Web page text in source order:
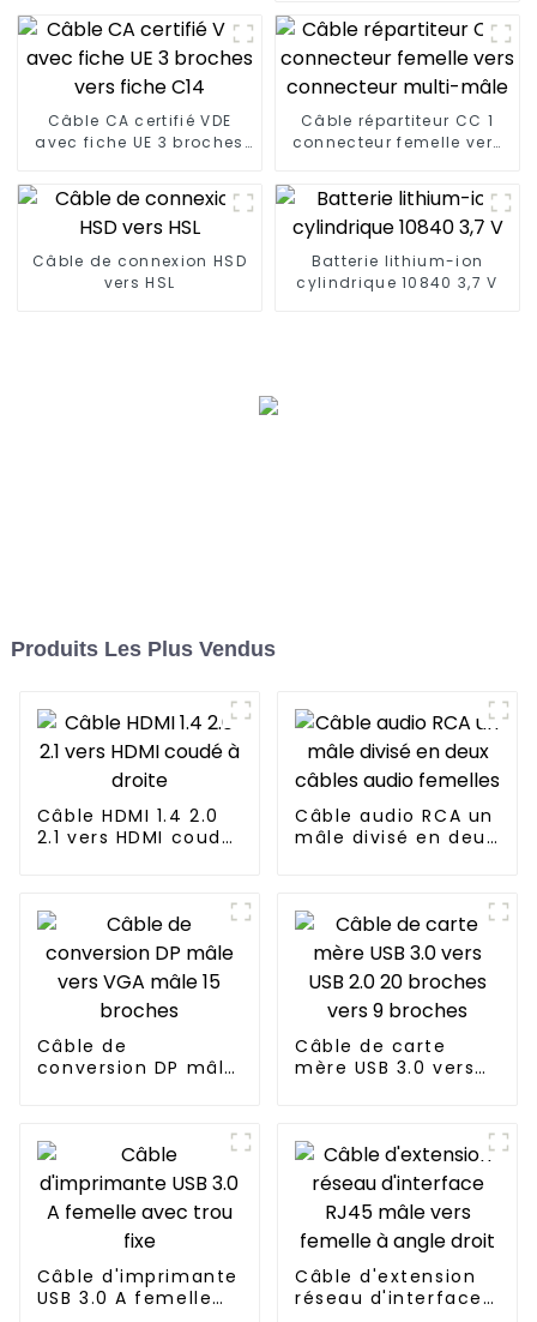
Câble CA certifié VDE
avec fiche UE 3 broches
Câble répartiteur CC 1
connecteur femelle vers
Câble de connexion HSD
vers HSL
Batterie lithium-ion
cylindrique 10840 3,7 V
Produits Les Plus Vendus
Câble HDMI 1.4 2.0
2.1 vers HDMI coudé
Câble audio RCA un
mâle divisé en deux
Câble de
conversion DP mâle
Câble de carte
mère USB 3.0 vers
Câble d'imprimante
USB 3.0 A femelle
Câble d'extension
réseau d'interface